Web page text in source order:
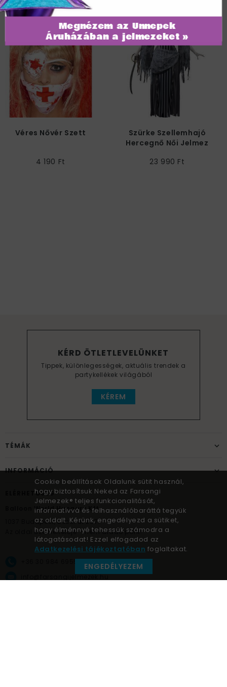
Véres Nővér Szett
4 190 Ft
Szürke Szellemhajó
Hercegnő Női Jelmez
23 990 Ft
KÉRD ÖTLETLEVELÜNKET
Tippek, különlegességek, aktuális trendek a
partykellékek világából
KÉREM
TÉMÁK
INFORMÁCIÓ
ELÉRHETŐSÉG
Balloon World Hungary Kft.
Budapest, Bécsi út 267.
Az oldal üzemeltetője – nem átadó pont!
+36 30 984 6955
info@farsangijelmezek.hu
Cookie beállítások Oldalunk sütit használ,
hogy biztosítsuk Neked az Farsangi
Jelmezek® teljes funkcionalitását,
informatívvá és felhasználóbaráttá tegyük
az oldalt. Kérünk, engedélyezd a sütiket,
hogy élménnyé tehessük számodra a
látogatásodat! Ezzel elfogadod az
Adatkezelési tájékoztatóban foglaltakat.
ENGEDÉLYEZEM
Megnézem az Ünnepek
Áruházában a jelmezeket »